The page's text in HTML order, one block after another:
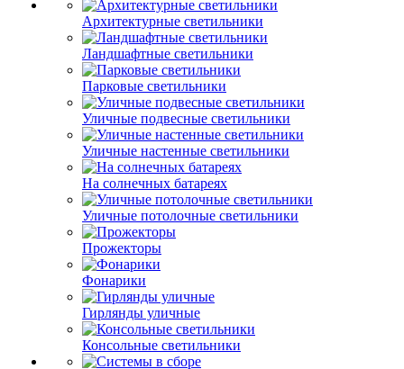
Архитектурные светильники
Ландшафтные светильники
Парковые светильники
Уличные подвесные светильники
Уличные настенные светильники
На солнечных батареях
Уличные потолочные светильники
Прожекторы
Фонарики
Гирлянды уличные
Консольные светильники